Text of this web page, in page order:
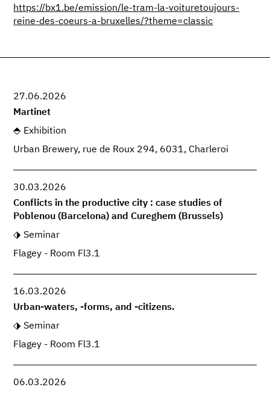
https://bx1.be/emission/le-tram-la-voituretoujours-
reine-des-coeurs-a-bruxelles/?theme=classic
27.06.2026
Martinet
Exhibition
Urban Brewery, rue de Roux 294, 6031, Charleroi
30.03.2026
Conflicts in the productive city : case studies of
Poblenou (Barcelona) and Cureghem (Brussels)
Seminar
Flagey - Room Fl3.1
16.03.2026
Urban-waters, -forms, and -citizens.
Seminar
Flagey - Room Fl3.1
06.03.2026